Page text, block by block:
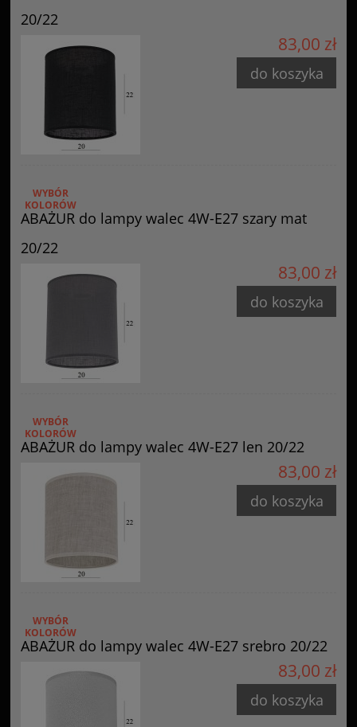
20/22
83,00 zł
do koszyka
ABAŻUR do lampy walec 4W-E27 szary mat
20/22
WYBÓR
KOLORÓW
83,00 zł
do koszyka
ABAŻUR do lampy walec 4W-E27 len 20/22
WYBÓR
KOLORÓW
83,00 zł
do koszyka
ABAŻUR do lampy walec 4W-E27 srebro 20/22
WYBÓR
KOLORÓW
83,00 zł
do koszyka